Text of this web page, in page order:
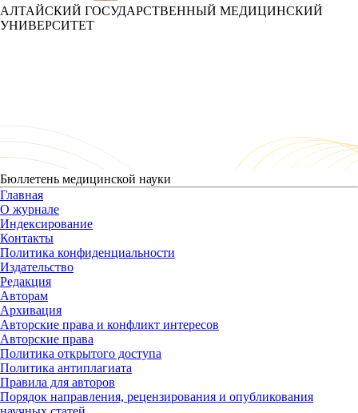
АЛТАЙСКИЙ ГОСУДАРСТВЕННЫЙ МЕДИЦИНСКИЙ
УНИВЕРСИТЕТ
Бюллетень медицинской науки
Главная
О журнале
Индексирование
Контакты
Политика конфиденциальности
Издательство
Редакция
Авторам
Архивация
Авторские права и конфликт интересов
Авторские права
Политика открытого доступа
Политика антиплагиата
Правила для авторов
Порядок направления, рецензирования и опубликования